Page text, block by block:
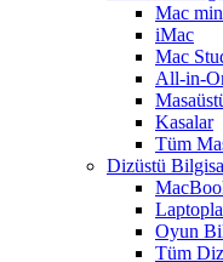
Mac
iMac
Mac
All-in-
Kasalar
Tüm
Dizüstü
Oyun
Tüm